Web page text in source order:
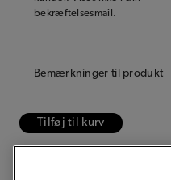
bekræftelsesmail.
Bemærkninger til produkt
Tilføj til kurv